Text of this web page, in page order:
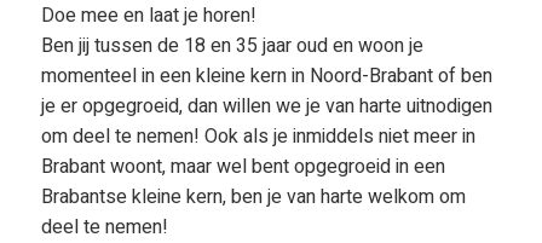
Doe mee en laat je horen!
Ben jij tussen de 18 en 35 jaar oud en woon je
momenteel in een kleine kern in Noord-Brabant of ben
je er opgegroeid, dan willen we je van harte uitnodigen
om deel te nemen! Ook als je inmiddels niet meer in
Brabant woont, maar wel bent opgegroeid in een
Brabantse kleine kern, ben je van harte welkom om
deel te nemen!